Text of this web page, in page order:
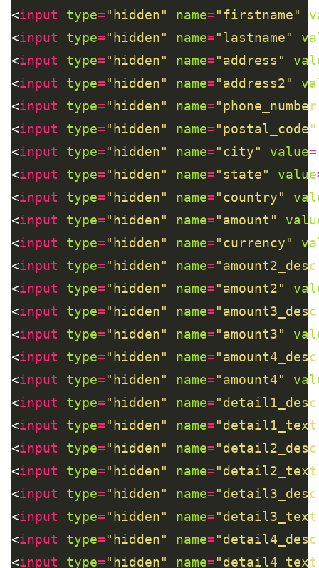
<input type="hidden" name="firstname"
<input type="hidden" name="lastname"
<input type="hidden" name="address"
<input type="hidden" name="address2"
<input type="hidden" name=
<input type="hidden" name="postal_code"
<input type="hidden" name="city" value=
<input type="hidden" name="state" value
<input type="hidden" name="country"
<input type="hidden" name="amount"
<input type="hidden" name="currency"
<input type="hidden" name=
<input type="hidden" name="amount2"
<input type="hidden" name=
<input type="hidden" name="amount3"
<input type="hidden" name=
<input type="hidden" name="amount4"
<input type="hidden" name=
<input type="hidden" name=
<input type="hidden" name=
<input type="hidden" name=
<input type="hidden" name=
<input type="hidden" name=
<input type="hidden" name=
<input type="hidden" name=